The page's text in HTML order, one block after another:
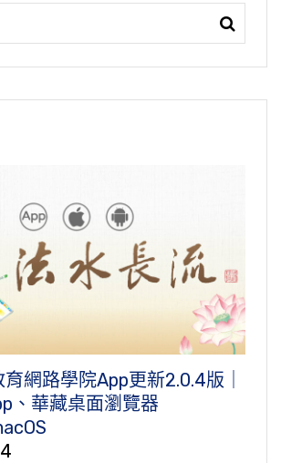
網路學院App更新2.0.4版｜
、華藏桌面瀏覽器